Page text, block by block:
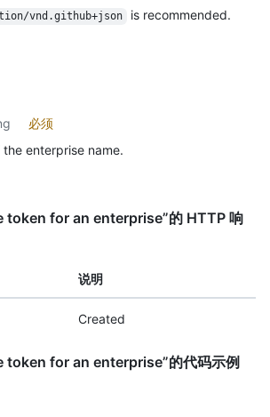
vnd.github+json is recommended.
必须
enterprise name.
token for an enterprise”的 HTTP 响
说明
Created
token for an enterprise”的代码示例